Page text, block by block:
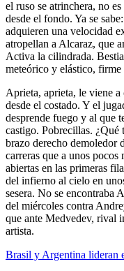
el ruso se atrinchera, no
desde el fondo. Ya se
adquieren una velocidad
atropellan a Alcaraz, que
Activa la cilindrada.
meteórico y elástico,
Aprieta, aprieta, le viene
desde el costado. Y el
desprende fuego y al que
castigo. Pobrecillas. ¿Qué
brazo derecho demoledor
carreras que a unos
abiertas en las primeras
del infierno al cielo en
sesera. No se encontraba
del miércoles contra
que ante Medvedev, rival
artista.
Brasil y Argentina lideran